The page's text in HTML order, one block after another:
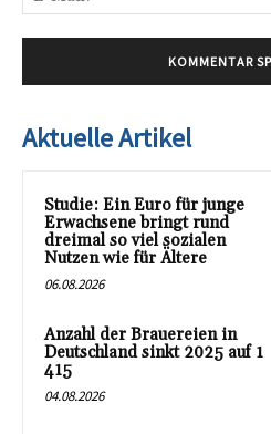
Aktuelle Artikel
Studie: Ein Euro für junge
Erwachsene bringt rund
dreimal so viel sozialen
Nutzen wie für Ältere
06.08.2026
Anzahl der Brauereien in
Deutschland sinkt 2025 auf 1
415
04.08.2026